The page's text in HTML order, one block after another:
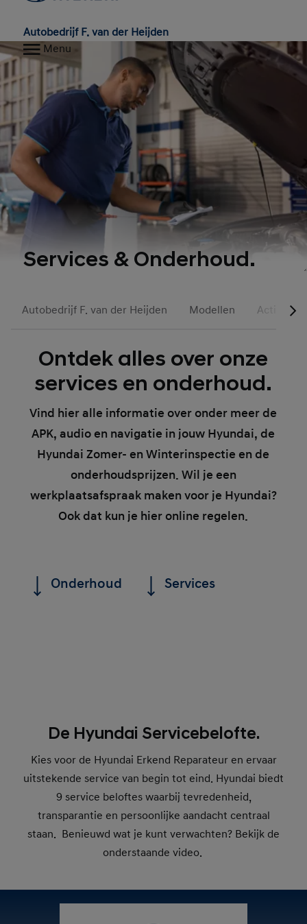
Autobedrijf F. van der Heijden
Menu
Services & Onderhoud.
Autobedrijf F. van der Heijden Modellen Acties
Ontdek alles over onze
services en onderhoud.
Vind hier alle informatie over onder meer de
APK, audio en navigatie in jouw Hyundai, de
Hyundai Zomer- en Winterinspectie en de
onderhoudsprijzen. Wil je een
werkplaatsafspraak maken voor je Hyundai?
Ook dat kun je hier online regelen.
Onderhoud Services
De Hyundai Servicebelofte.
Kies voor de Hyundai Erkend Reparateur en ervaar
uitstekende service van begin tot eind. Hyundai biedt
9 service beloftes waarbij tevredenheid,
transparantie en persoonlijke aandacht centraal
staan. Benieuwd wat je kunt verwachten? Bekijk de
onderstaande video.